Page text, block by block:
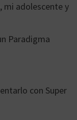
mi adolescente y
Paradigma
con Super